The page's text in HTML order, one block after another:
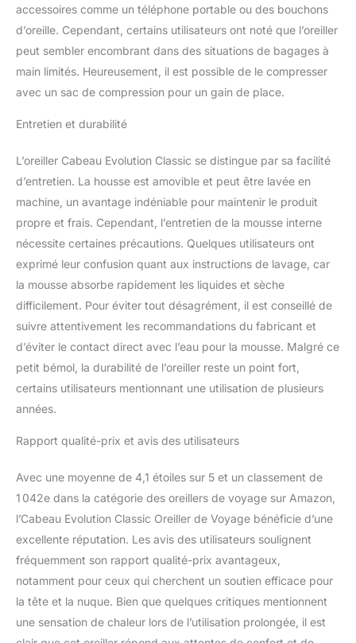
voyage est fait pour
vous aider à vous
quelle position. Soutien à
360 degrés et fermoirs à
l'avant qui bercent votre
breveté : le coussin plat
et fin aligne votre
colonne vertébrale,
relaxant les muscles du
dos et libérant toute
cette tension refoulée.
Design ergonomique en
forme : contrairement à
d'autres oreillers de
nuque pour le voyage,
notre oreiller en mousse
double densité dispose
de supports latéraux
positionnement sain de
un confort pendant le
repos. Housse lavable :
soucier des odeurs
indésirables ou des
microbes sales, la
housse amovible du
classique Cabeau
Evolution le rend facile à
accessoires comme un téléphone portable ou des bouchons
d’oreille. Cependant, certains utilisateurs ont noté que l’oreiller
peut sembler encombrant dans des situations de bagages à
main limités. Heureusement, il est possible de le compresser
avec un sac de compression pour un gain de place.
Entretien et durabilité
L’oreiller Cabeau Evolution Classic se distingue par sa facilité
d’entretien. La housse est amovible et peut être lavée en
machine, un avantage indéniable pour maintenir le produit
propre et frais. Cependant, l’entretien de la mousse interne
nécessite certaines précautions. Quelques utilisateurs ont
exprimé leur confusion quant aux instructions de lavage, car
la mousse absorbe rapidement les liquides et sèche
difficilement. Pour éviter tout désagrément, il est conseillé de
suivre attentivement les recommandations du fabricant et
d’éviter le contact direct avec l’eau pour la mousse. Malgré ce
petit bémol, la durabilité de l’oreiller reste un point fort,
certains utilisateurs mentionnant une utilisation de plusieurs
années.
Rapport qualité-prix et avis des utilisateurs
Avec une moyenne de 4,1 étoiles sur 5 et un classement de
1 042e dans la catégorie des oreillers de voyage sur Amazon,
l’Cabeau Evolution Classic Oreiller de Voyage bénéficie d’une
excellente réputation. Les avis des utilisateurs soulignent
fréquemment son rapport qualité-prix avantageux,
notamment pour ceux qui cherchent un soutien efficace pour
la tête et la nuque. Bien que quelques critiques mentionnent
une sensation de chaleur lors de l’utilisation prolongée, il est